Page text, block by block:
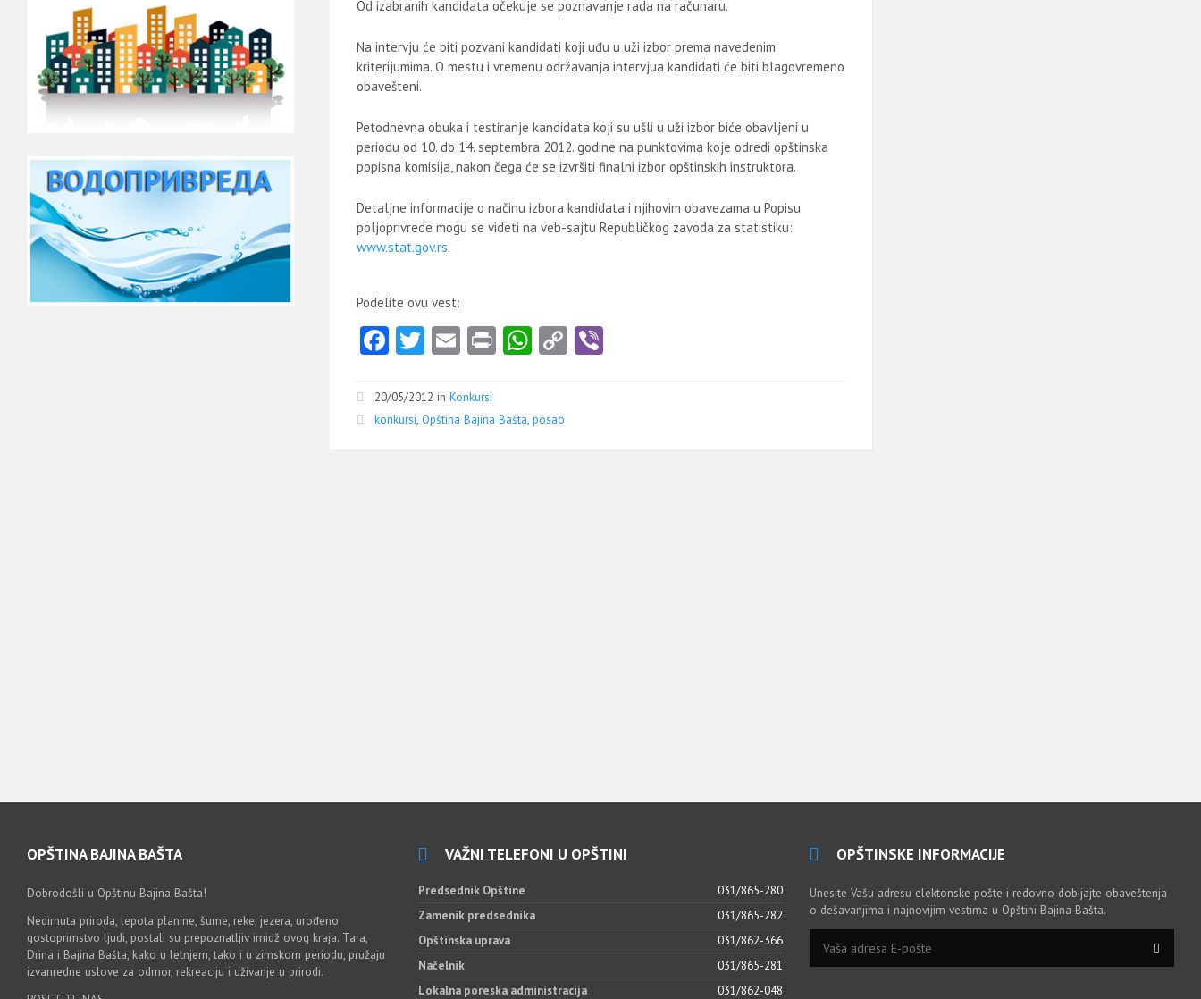
Od izabranih kandidata očekuje se poznavanje rada na računaru.
Na intervju će biti pozvani kandidati koji uđu u uži izbor prema navedenim
kriterijumima. O mestu i vremenu održavanja intervjua kandidati će biti blagovremeno
obavešteni.
Petodnevna obuka i testiranje kandidata koji su ušli u uži izbor biće obavljeni u
periodu od 10. do 14. septembra 2012. godine na punktovima koje odredi opštinska
popisna komisija, nakon čega će se izvršiti finalni izbor opštinskih instruktora.
Detaljne informacije o načinu izbora kandidata i njihovim obavezama u Popisu
poljoprivrede mogu se videti na veb-sajtu Republičkog zavoda za statistiku:
www.stat.gov.rs.
Podelite ovu vest:
Fa
b
o
o
T
itt
er
E
ai
l
Pr W
A
p
C
nk
Vi
20/05/2012 in Konkursi
konkursi, Opština Bajina Bašta, posao
OPŠTINA BAJINA BAŠTA
Dobrodošli u Opštinu Bajina Bašta!
Nedirnuta priroda, lepota planine, šume, reke, jezera, urođeno
gostoprimstvo ljudi, postali su prepoznatljiv imidž ovog kraja. Tara,
Drina i Bajina Bašta, kako u letnjem, tako i u zimskom periodu, pružaju
izvanredne uslove za odmor, rekreaciju i uživanje u prirodi.
VAŽNI TELEFONI U OPŠTINI
Predsednik Opštine
031/865-280
Zamenik predsednika
031/865-282
Opštinska uprava
031/862-366
Načelnik
031/865-281
Lokalna poreska administracija
031/862-048
OPŠTINSKE INFORMACIJE
Unesite Vašu adresu elektonske pošte i redovno dobijajte obaveštenja
o dešavanjima i najnovijim vestima u Opštini Bajina Bašta.